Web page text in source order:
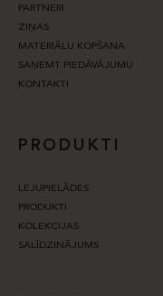
PARTNERI
ZIŅAS
MATERIĀLU KOPŠANA
SAŅEMT PIEDĀVĀJUMU
KONTAKTI
PRODUKTI
LEJUPIELĀDES
PRODUKTI
KOLEKCIJAS
SALĪDZINĀJUMS